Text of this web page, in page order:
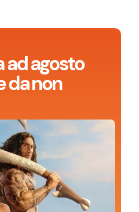
ad agosto
da non